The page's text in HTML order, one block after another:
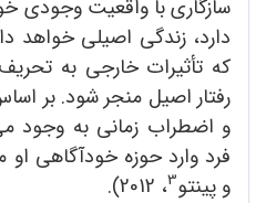
سازگاری با واقعیت وجودی
دارد، زندگی اصیلی خواهد
که تأثیرات خارجی به
رفتار اصیل منجر شود. بر
و اضطراب زمانی به وجود
فرد وارد حوزه خودآگاهی
و پینتو3، 2012).